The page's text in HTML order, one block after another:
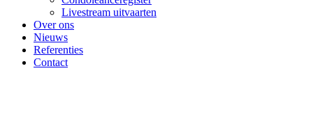
Livestream uitvaarten
Over ons
Nieuws
Referenties
Contact